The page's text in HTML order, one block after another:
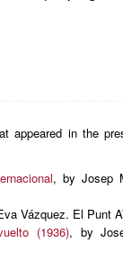
appeared in the
, by Josep
Vázquez. El Punt
(1936), by